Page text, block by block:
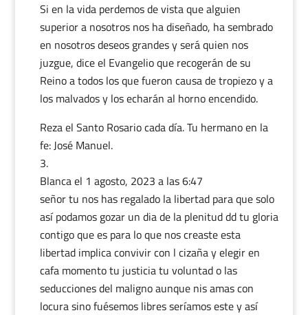
Si en la vida perdemos de vista que alguien
superior a nosotros nos ha diseñado, ha sembrado
en nosotros deseos grandes y será quien nos
juzgue, dice el Evangelio que recogerán de su
Reino a todos los que fueron causa de tropiezo y a
los malvados y los echarán al horno encendido.
Reza el Santo Rosario cada día. Tu hermano en la
fe: José Manuel.
Blancael 1 agosto, 2023 a las 6:47
señor tu nos has regalado la libertad para que solo
así podamos gozar un dia de la plenitud dd tu gloria
contigo que es para lo que nos creaste esta
libertad implica convivir con l cizaña y elegir en
cafa momento tu justicia tu voluntad o las
seducciones del maligno aunque nis amas con
locura sino fuésemos libres seríamos este y así